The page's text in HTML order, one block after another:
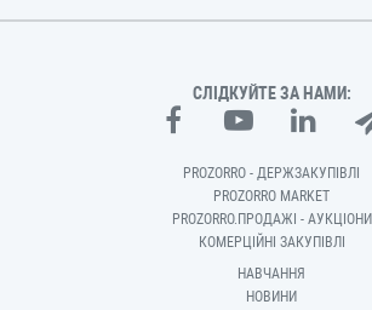
СЛІДКУЙТЕ ЗА НАМИ:
PROZORRO - ДЕРЖЗАКУПІВЛІ
PROZORRO MARKET
PROZORRO.ПРОДАЖІ - АУКЦІОНИ
КОМЕРЦІЙНІ ЗАКУПІВЛІ
НАВЧАННЯ
НОВИНИ